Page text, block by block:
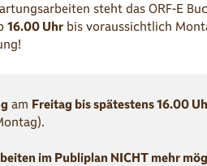
steht das ORF-E
16.00 Uhr bis voraussichtlich
am Freitag bis spätestens 16.00
im Publiplan NICHT mehr